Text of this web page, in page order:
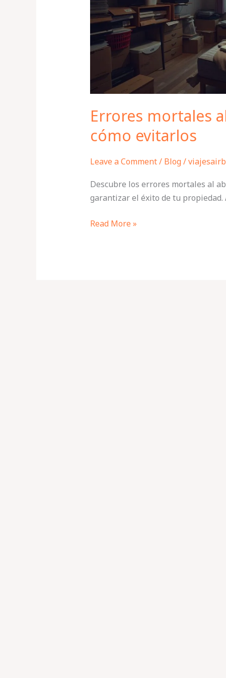
Errores mortales
cómo evitarlos
Leave a Comment/ Blog/
Descubre los errores mortales al
garantizar el éxito de tu
y
cómo
evitarlos
Read More »